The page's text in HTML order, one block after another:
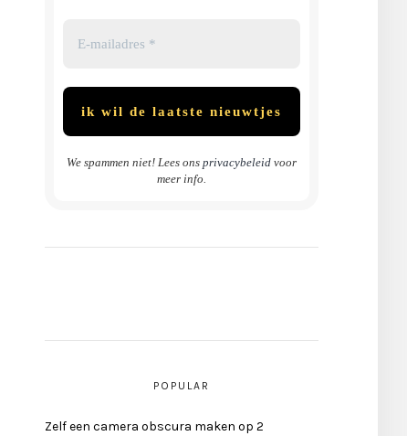
We spammen niet! Lees ons privacybeleid voor
meer info.
POPULAR
Zelf een camera obscura maken op 2